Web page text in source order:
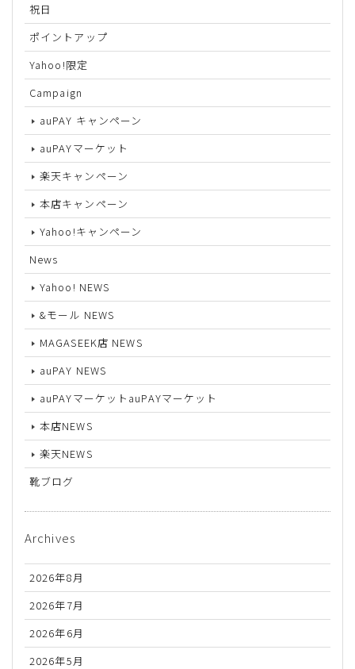
祝日
ポイントアップ
Yahoo!限定
Campaign
auPAY キャンペーン
auPAYマーケット
楽天キャンペーン
本店キャンペーン
Yahoo!キャンペーン
News
Yahoo! NEWS
&モール NEWS
MAGASEEK店 NEWS
auPAY NEWS
auPAYマーケットauPAYマーケット
本店NEWS
楽天NEWS
靴ブログ
Archives
2026年8月
2026年7月
2026年6月
2026年5月